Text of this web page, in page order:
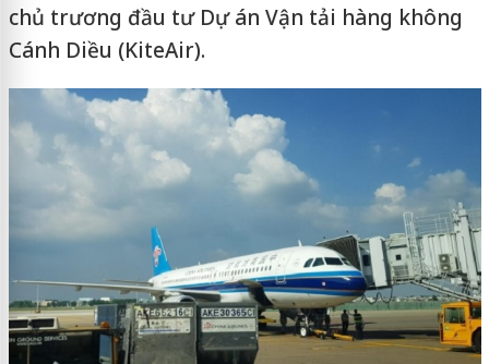
chủ trương đầu tư Dự án Vận tải hàng không
Cánh Diều (KiteAir).